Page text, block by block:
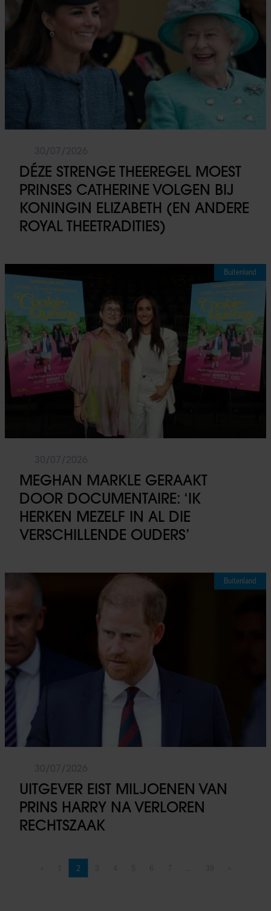
DÉZE STRENGE THEEREGEL MOEST
PRINSES CATHERINE VOLGEN BIJ
KONINGIN ELIZABETH (EN ANDERE
ROYAL THEETRADITIES)
Buitenland
MEGHAN MARKLE GERAAKT
DOOR DOCUMENTAIRE: ‘IK
HERKEN MEZELF IN AL DIE
VERSCHILLENDE OUDERS’
Buitenland
UITGEVER EIST MILJOENEN VAN
PRINS HARRY NA VERLOREN
RECHTSZAAK
Vorige pagina
PaginaPagina
2